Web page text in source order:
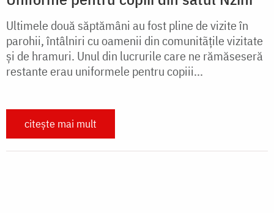
în milostenie
Bogățiile spirituale sunt cele care completează viața
fiecărui creștin. Suntem înclinați spre milostenie și
iubire față de aproapele, iar modelele de bunăvoință
sunt regăsite în pilda sfinților care...
citește mai mult